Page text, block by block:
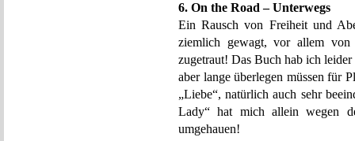
6. On the Road – Unterwegs
Ein Rausch von Freiheit und
ziemlich gewagt, vor allem
zugetraut! Das Buch hab ich
aber lange überlegen müssen für
„Liebe“, natürlich auch sehr
Lady“ hat mich allein wegen
umgehauen!